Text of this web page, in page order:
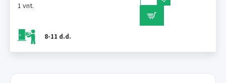
1 vnt.
8-11 d.d.